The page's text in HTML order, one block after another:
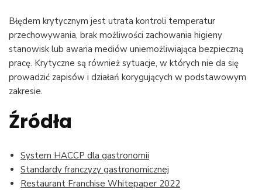
Błędem krytycznym jest utrata kontroli temperatur
przechowywania, brak możliwości zachowania higieny
stanowisk lub awaria mediów uniemożliwiająca bezpieczną
pracę. Krytyczne są również sytuacje, w których nie da się
prowadzić zapisów i działań korygujących w podstawowym
zakresie.
Źródła
System HACCP dla gastronomii
Standardy franczyzy gastronomicznej
Restaurant Franchise Whitepaper 2022